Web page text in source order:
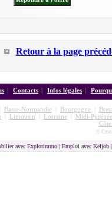
Retour à la page
| Contacts | Infos légales |
Basse-Normandie Bourgogne
Limousin Lorraine|
Midi-
©
avec Explorimmo | Emploi avec Keljob